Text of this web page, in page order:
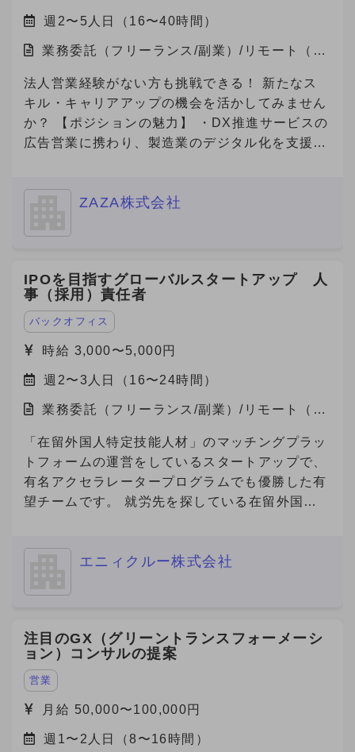
週2〜5人日（16〜40時間）
業務委託（フリーランス/副業）/リモート（在
法人営業経験がない方も挑戦できる！ 新たなス
キル・キャリアアップの機会を活かしてみません
か？ 【ポジションの魅力】 ・DX推進サービスの
広告営業に携わり、製造業のデジタル化を支援す
迎するフラットな文化があります！ ・成果が報
す！ 【自社の説明】 わたしたちZAZA株式会社
は、「未来を実装する。」をミッションに、 製
造業と旅行プラットフォームの領域で革新を起こ
すスタートアップ企業です。 主力事業である
「Metoree（メトリー）」は、産業用製品に特化
した比較・検索プラットフォームで、 製造業界
のエンジニアや研究者が、最適な製品を選び、効
率的に比較検討できる仕組みを提供しています。
★「産業用製品がすぐにみつかる」というキャッ
チフレーズとともに、製品選定に悩む方々に対し
て「まずはメトリーで検索する」という認知拡大
のためにCM放映中です。
『Metoree』 https://metoree.com/ ★導入事例は
集の背景】 製造業界でもデジタルシフトが加速
流になりつつあります。 この変化を捉え、
「Metoree」への掲載を通じたリード獲得を支援
する需要が急拡大しています。 より多くの製造
るため、 セールス組織の拡大・強化のため増員
を検討しています。 【セールスチームの特徴】
ZAZA株式会社
IPOを目指すグローバルスタートアップ 人
事（採用）責任者
バックオフィス
時給 3,000〜5,000円
週2〜3人日（16〜24時間）
業務委託（フリーランス/副業）/リモート（在
「在留外国人特定技能人材」のマッチングプラッ
トフォームの運営をしているスタートアップで、
有名アクセラレータープログラムでも優勝した有
望チームです。 就労先を探している在留外国人
り、現在数万人の外国人労働者が登録しており、
なる拡大や将来的なIPOを見据え、将来的な経営
チームへの参画を視野に入れながら、急成長スタ
ートアップにおいて、中途人材採用を戦略の立案
から実施までリードいただける方を募集いたしま
す。 ■ご応募（興味あり）にあたり■ 【必須1】
プロフィール（社歴、業務ご経験）詳細をご記載
エニィクルー株式会社
注目のGX（グリーントランスフォーメーシ
ョン）コンサルの提案
営業
月給 50,000〜100,000円
週1〜2人日（8〜16時間）